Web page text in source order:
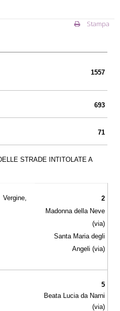
Stampa
1557
693
71
STRADE INTITOLATE A
2
Madonna della Neve
(via)
Santa Maria degli
Angeli (via)
5
Beata Lucia da Narni
(via)